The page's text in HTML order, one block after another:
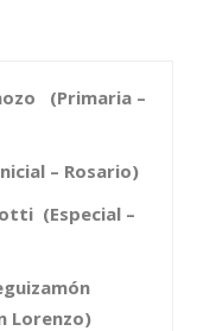
(Primaria –
– Rosario)
(Especial –
Lorenzo)